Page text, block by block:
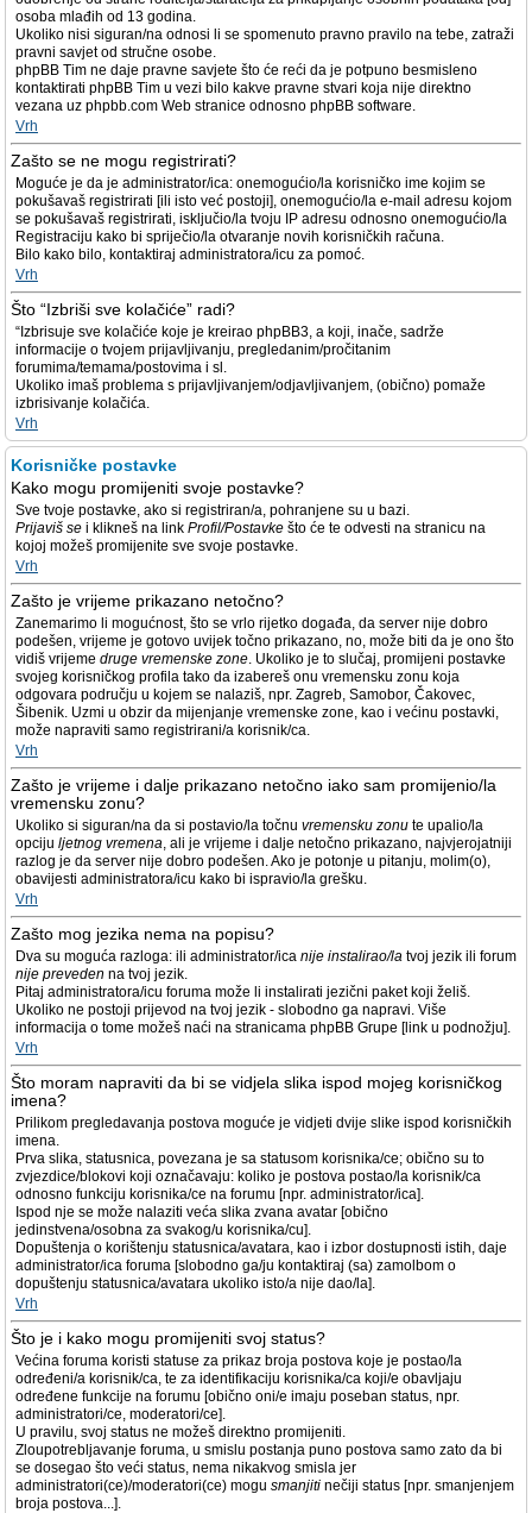
osoba mlađih od 13 godina.
Ukoliko nisi siguran/na odnosi li se spomenuto pravno pravilo na tebe, zatraži
pravni savjet od stručne osobe.
phpBB Tim ne daje pravne savjete što će reći da je potpuno besmisleno
kontaktirati phpBB Tim u vezi bilo kakve pravne stvari koja nije direktno
vezana uz phpbb.com Web stranice odnosno phpBB software.
Vrh
Zašto se ne mogu registrirati?
Moguće je da je administrator/ica: onemogućio/la korisničko ime kojim se
pokušavaš registrirati [ili isto već postoji], onemogućio/la e-mail adresu kojom
se pokušavaš registrirati, isključio/la tvoju IP adresu odnosno onemogućio/la
Registraciju kako bi spriječio/la otvaranje novih korisničkih računa.
Bilo kako bilo, kontaktiraj administratora/icu za pomoć.
Vrh
Što “Izbriši sve kolačiće” radi?
“Izbrisuje sve kolačiće koje je kreirao phpBB3, a koji, inače, sadrže
informacije o tvojem prijavljivanju, pregledanim/pročitanim
forumima/temama/postovima i sl.
Ukoliko imaš problema s prijavljivanjem/odjavljivanjem, (obično) pomaže
izbrisivanje kolačića.
Vrh
Korisničke postavke
Kako mogu promijeniti svoje postavke?
Sve tvoje postavke, ako si registriran/a, pohranjene su u bazi.
Prijaviš se i klikneš na link Profil/Postavke što će te odvesti na stranicu na
kojoj možeš promijenite sve svoje postavke.
Vrh
Zašto je vrijeme prikazano netočno?
Zanemarimo li mogućnost, što se vrlo rijetko događa, da server nije dobro
podešen, vrijeme je gotovo uvijek točno prikazano, no, može biti da je ono što
vidiš vrijeme druge vremenske zone. Ukoliko je to slučaj, promijeni postavke
svojeg korisničkog profila tako da izabereš onu vremensku zonu koja
odgovara području u kojem se nalaziš, npr. Zagreb, Samobor, Čakovec,
Šibenik. Uzmi u obzir da mijenjanje vremenske zone, kao i većinu postavki,
može napraviti samo registrirani/a korisnik/ca.
Vrh
Zašto je vrijeme i dalje prikazano netočno iako sam promijenio/la
vremensku zonu?
Ukoliko si siguran/na da si postavio/la točnu vremensku zonu te upalio/la
opciju ljetnog vremena, ali je vrijeme i dalje netočno prikazano, najvjerojatniji
razlog je da server nije dobro podešen. Ako je potonje u pitanju, molim(o),
obavijesti administratora/icu kako bi ispravio/la grešku.
Vrh
Zašto mog jezika nema na popisu?
Dva su moguća razloga: ili administrator/ica nije instalirao/la tvoj jezik ili forum
nije preveden na tvoj jezik.
Pitaj administratora/icu foruma može li instalirati jezični paket koji želiš.
Ukoliko ne postoji prijevod na tvoj jezik - slobodno ga napravi. Više
informacija o tome možeš naći na stranicama phpBB Grupe [link u podnožju].
Vrh
Što moram napraviti da bi se vidjela slika ispod mojeg korisničkog
imena?
Prilikom pregledavanja postova moguće je vidjeti dvije slike ispod korisničkih
imena.
Prva slika, statusnica, povezana je sa statusom korisnika/ce; obično su to
zvjezdice/blokovi koji označavaju: koliko je postova postao/la korisnik/ca
odnosno funkciju korisnika/ce na forumu [npr. administrator/ica].
Ispod nje se može nalaziti veća slika zvana avatar [obično
jedinstvena/osobna za svakog/u korisnika/cu].
Dopuštenja o korištenju statusnica/avatara, kao i izbor dostupnosti istih, daje
administrator/ica foruma [slobodno ga/ju kontaktiraj (sa) zamolbom o
dopuštenju statusnica/avatara ukoliko isto/a nije dao/la].
Vrh
Što je i kako mogu promijeniti svoj status?
Većina foruma koristi statuse za prikaz broja postova koje je postao/la
određeni/a korisnik/ca, te za identifikaciju korisnika/ca koji/e obavljaju
određene funkcije na forumu [obično oni/e imaju poseban status, npr.
administratori/ce, moderatori/ce].
U pravilu, svoj status ne možeš direktno promijeniti.
Zloupotrebljavanje foruma, u smislu postanja puno postova samo zato da bi
se dosegao što veći status, nema nikakvog smisla jer
administratori(ce)/moderatori(ce) mogu smanjiti nečiji status [npr. smanjenjem
broja postova...].